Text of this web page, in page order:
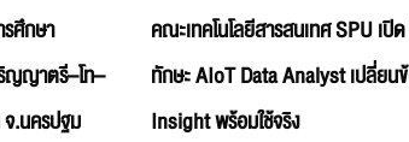
ศึกษา
ญญาตรี–โท–
.นครปฐม
คณะเทคโนโลยีสารสนเทศ SPU เ
ทักษะ AIoT Data Analyst เปลี่ยน
Insight พร้อมใช้จริง